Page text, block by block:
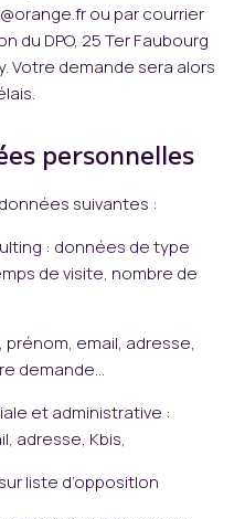
ou par courrier
du DPO, 25 Ter Faubourg
Votre demande sera alors
personnelles
suivantes :
: données de type
de visite, nombre de
email, adresse,
demande…
et administrative :
adresse, Kbis,
liste d’oppositIon